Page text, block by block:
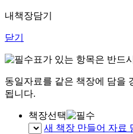
내책장담기
닫기
표가 있는 항목은 반드
동일자료를 같은 책장에 담을
됩니다.
책장선택
새 책장 만들어 자료